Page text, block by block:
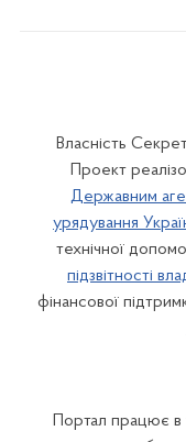
Власність
Проект
Державним
урядування
технічної
підзвітності
фінансової
Портал працює